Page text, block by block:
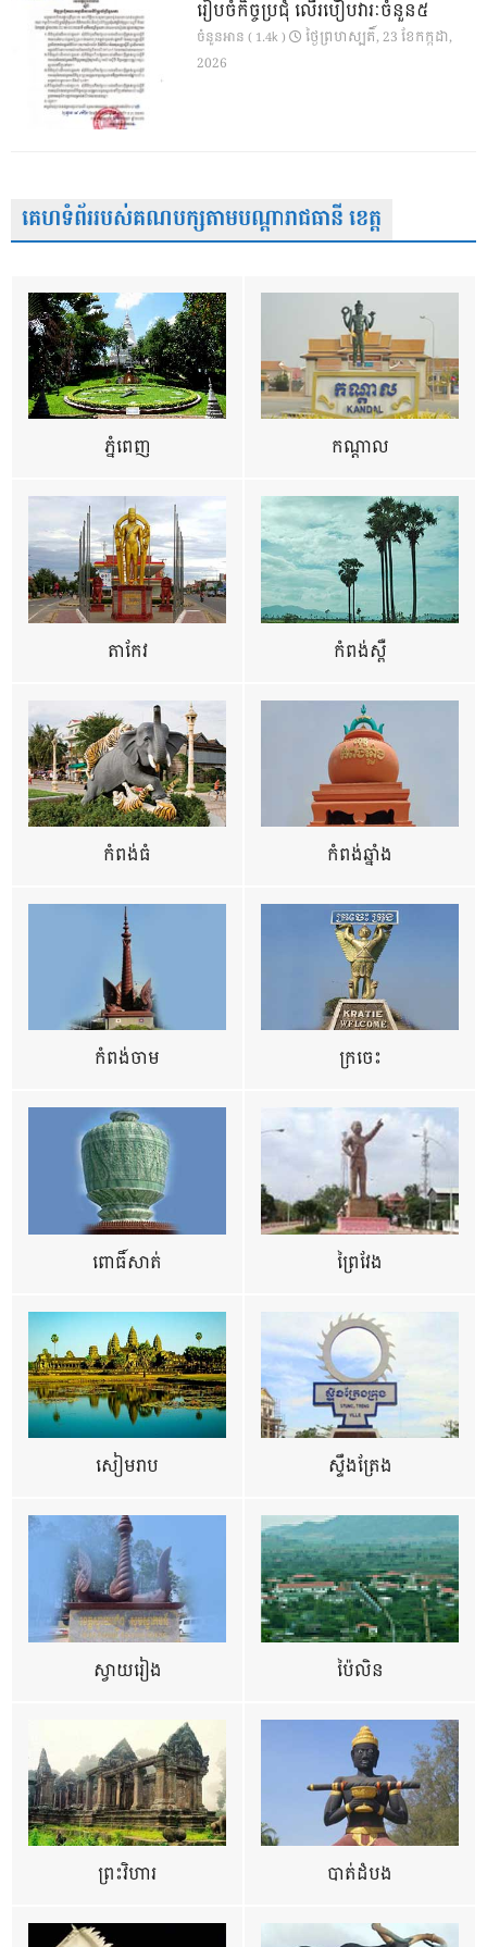
រៀបចំកិច្ចប្រជុំ លើរបៀបវារៈចំនួន៥
ចំនួនអាន ( 1.4k )
ថ្ងៃ​ព្រហស្បតិ៍, 23 ខែ​កក្កដា,
2026
គេហទំព័ររបស់គណបក្សតាមបណ្តារាជធានី ខេត្ត
ភ្នំពេញ កណ្តាល
តាកែវ កំពង់ស្ពឺ
កំពង់ធំ កំពង់ឆ្នាំង
កំពង់ចាម ក្រចេះ
ពោធិ៍សាត់ ព្រៃវែង
សៀមរាប ស្ទឹងត្រែង
ស្វាយរៀង ប៉ៃលិន
ព្រះវិហារ បាត់ដំបង